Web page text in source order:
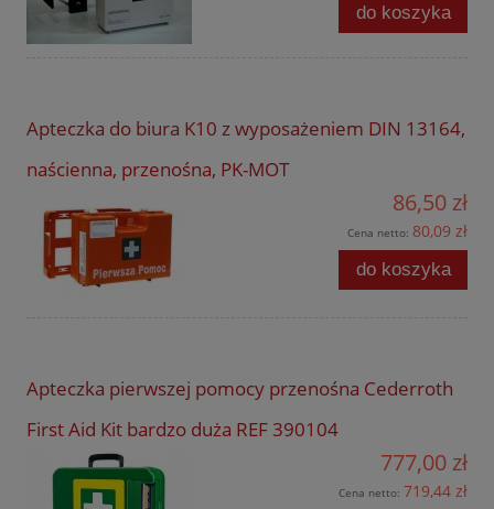
do koszyka
Apteczka do biura K10 z wyposażeniem DIN 13164,
naścienna, przenośna, PK-MOT
86,50 zł
Cena netto: 80,09 zł
do koszyka
Apteczka pierwszej pomocy przenośna Cederroth
First Aid Kit bardzo duża REF 390104
777,00 zł
Cena netto: 719,44 zł